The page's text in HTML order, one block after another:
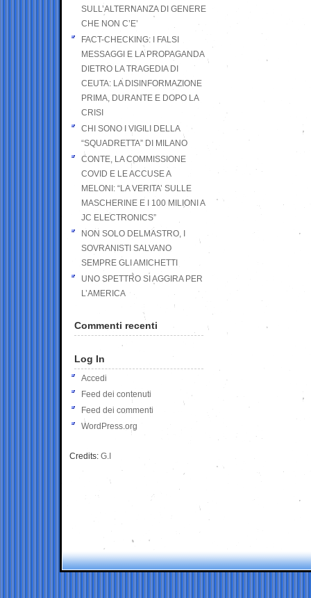
SULL’ALTERNANZA DI GENERE
CHE NON C’E’
FACT-CHECKING: I FALSI
MESSAGGI E LA PROPAGANDA
DIETRO LA TRAGEDIA DI
CEUTA: LA DISINFORMAZIONE
PRIMA, DURANTE E DOPO LA
CRISI
CHI SONO I VIGILI DELLA
“SQUADRETTA” DI MILANO
CONTE, LA COMMISSIONE
COVID E LE ACCUSE A
MELONI: “LA VERITA’ SULLE
MASCHERINE E I 100 MILIONI A
JC ELECTRONICS”
NON SOLO DELMASTRO, I
SOVRANISTI SALVANO
SEMPRE GLI AMICHETTI
UNO SPETTRO SI AGGIRA PER
L’AMERICA
Commenti recenti
Log In
Accedi
Feed dei contenuti
Feed dei commenti
WordPress.org
Credits: G.I